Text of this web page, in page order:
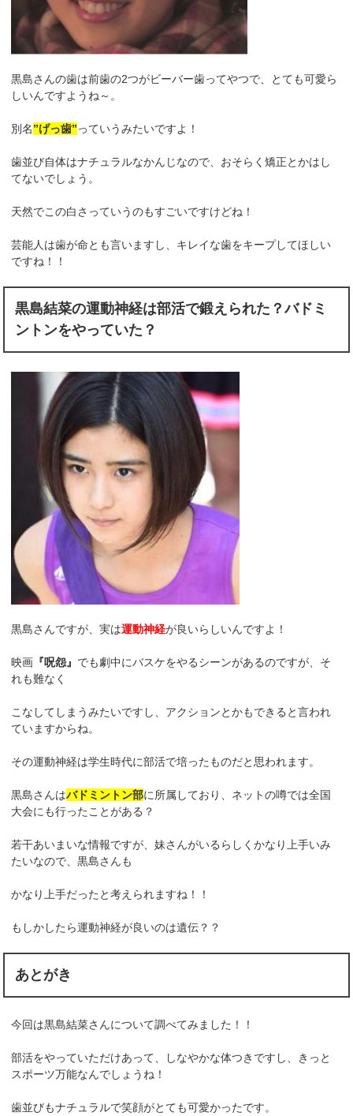
黒島さんの歯は前歯の2つがビーバー歯ってやつで、とても可愛ら
しいんですようね～。
別名”げっ歯”っていうみたいですよ！
歯並び自体はナチュラルなかんじなので、おそらく矯正とかはし
てないでしょう。
天然でこの白さっていうのもすごいですけどね！
芸能人は歯が命とも言いますし、キレイな歯をキープしてほしい
ですね！！
黒島結菜の運動神経は部活で鍛えられた？バドミ
ントンをやっていた？
黒島さんですが、実は運動神経が良いらしいんですよ！
映画 『呪怨』 でも劇中にバスケをやるシーンがあるのですが、そ
れも難なく
こなしてしまうみたいですし、アクションとかもできると言われ
ていますからね。
その運動神経は学生時代に部活で培ったものだと思われます。
黒島さんはバドミントン部に所属しており、ネットの噂では全国
大会にも行ったことがある？
若干あいまいな情報ですが、妹さんがいるらしくかなり上手いみ
たいなので、黒島さんも
かなり上手だったと考えられますね！！
もしかしたら運動神経が良いのは遺伝？？
あとがき
今回は黒島結菜さんについて調べてみました！！
部活をやっていただけあって、しなやかな体つきですし、きっと
スポーツ万能なんでしょうね！
歯並びもナチュラルで笑顔がとても可愛かったです。